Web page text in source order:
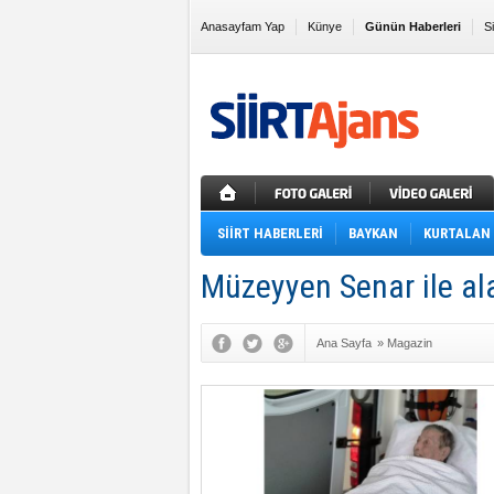
Anasayfam Yap Künye Günün Haberleri
Sık Kullanılanlara Ekle
SİİRT HABERLERİ BAYKAN KURTALAN
Müzeyyen Senar ile
Ana Sayfa » Magazin